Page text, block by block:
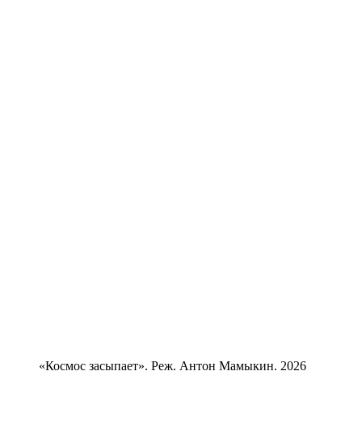
«Космос засыпает». Реж. Антон Мамыкин. 2026